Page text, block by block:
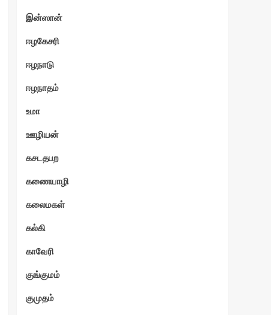
இன்ஸான்
ஈழகேசரி
ஈழநாடு
ஈழநாதம்
உமா
ஊழியன்
கசடதபற
கணையாழி
கலைமகள்
கல்கி
காவேரி
குங்குமம்
குமுதம்